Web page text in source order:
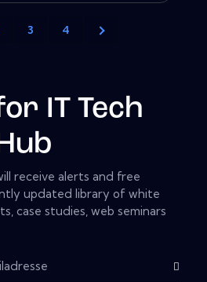
3 4
IT Tech
receive alerts and free
updated library of white
case studies, web seminars
Subscribe